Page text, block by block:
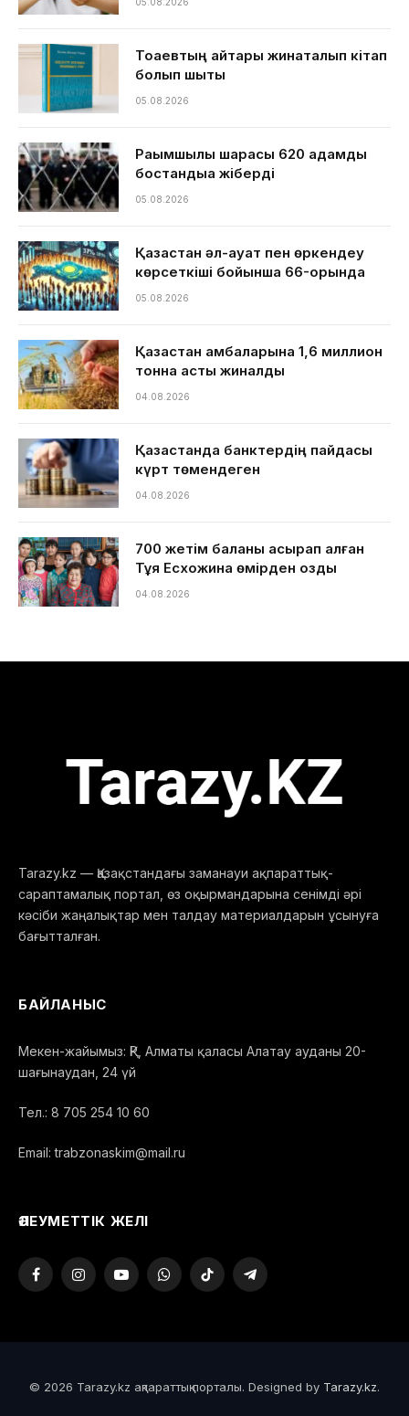
Тоқаевтың айтқары жинақталып кітап
болып шықты
05.08.2026
Рақымшылық шарасы 620 адамды
бостандыққа жіберді
05.08.2026
Қазақстан әл-ауқат пен өркендеу
көрсеткіші бойынша 66-орында
05.08.2026
Қазақстан қамбаларына 1,6 миллион
тонна астық жиналды
04.08.2026
Қазақстанда банктердің пайдасы
күрт төмендеген
04.08.2026
700 жетім баланы асырап алған
Тұяқ Есхожина өмірден озды
04.08.2026
Tarazy.kz — Қазақстандағы заманауи ақпараттық-
сараптамалық портал, өз оқырмандарына сенімді әрі
кәсіби жаңалықтар мен талдау материалдарын ұсынуға
бағытталған.
БАЙЛАНЫС
Мекен-жайымыз: ҚР, Алматы қаласы Алатау ауданы 20-
шағынаудан, 24 үй
Тел.: 8 705 254 10 60
Email: trabzonaskim@mail.ru
ӘЛЕУМЕТТІК ЖЕЛІ
FacebookInstagramYouTubeWhatsAppTikTok Telegram
© 2026 Tarazy.kz ақпараттық порталы. Designed by Tarazy.kz.